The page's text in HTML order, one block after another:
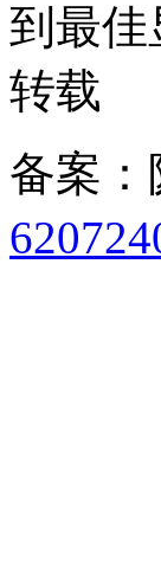
到最
转载
备案：